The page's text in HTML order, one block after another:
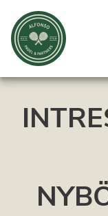
Evenemang